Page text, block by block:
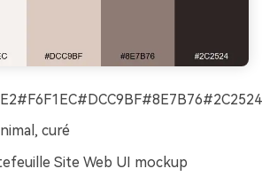
curé
Site Web UI mockup